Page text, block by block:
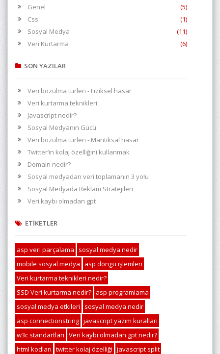
Genel
(5)
Css
(1)
Sosyal Medya
(11)
Veri Kurtarma
(6)
SON YAZILAR
Veri bozulma türleri - Fiziksel hasar
Veri kurtarma teknikleri
Javascript nedir?
Sosyal Medyanın Gücü
Veri bozulma türleri - Mantıksal hasar
Twitter’ın kolaj özelliğini kullanmak
Domain nedir?
Sosyal medyadan veri toplamanın 3 yolu
Sosyal Medyada Reklam Stratejileri
Veri kaybı olmadan gpt
ETİKETLER
asp veri parçalama
sosyal medya nedir
mobile sosyal medya
asp döngü işlemleri
Veri kurtarma teknikleri nedir?
SSD Veri kurtarma nedir? asp programlama
sosyal medya etkileri
sosyal medya nedir
asp connectionstring javascript yazım kuralları
w3c standartları Veri kaybı olmadan gpt nedir?
html kodları twitter kolaj özelliği javascript split